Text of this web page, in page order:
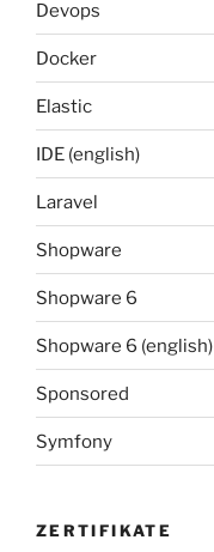
Devops
Docker
Elastic
IDE (english)
Laravel
Shopware
Shopware 6
Shopware 6 (english)
Sponsored
Symfony
ZERTIFIKATE